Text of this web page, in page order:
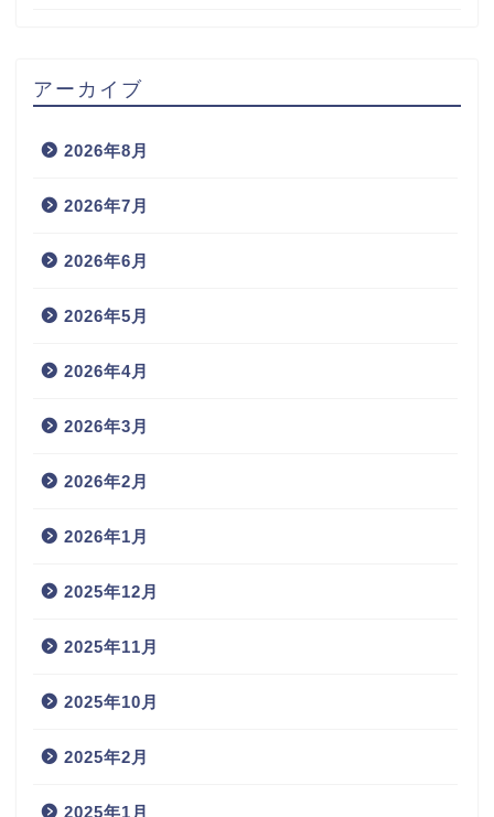
アーカイブ
2026年8月
2026年7月
2026年6月
2026年5月
2026年4月
2026年3月
2026年2月
2026年1月
2025年12月
2025年11月
2025年10月
2025年2月
2025年1月